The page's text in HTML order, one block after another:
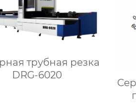
трубная резка
DRG-6020